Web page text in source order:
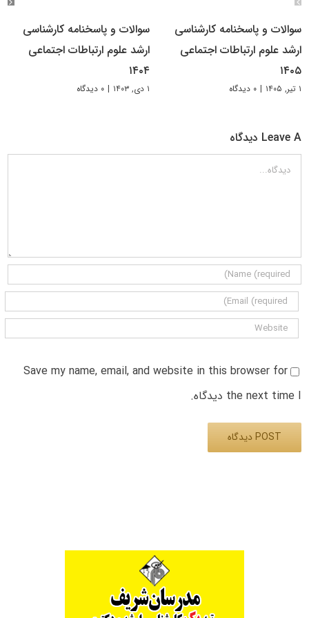
سوالات و پاسخنامه کارشناسی
ارشد علوم ارتباطات اجتماعی
۱۴۰۵
۱ تیر, ۱۴۰۵ | ۰ دیدگاه
سوالات و پاسخنامه کارشناسی
ارشد علوم ارتباطات اجتماعی
۱۴۰۴
۱ دی, ۱۴۰۳ | ۰ دیدگاه
Leave A دیدگاه
دیدگاه
Save my name, email, and website in this browser for
the next time I دیدگاه.